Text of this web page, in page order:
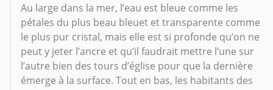
Au large dans la mer, l’eau est bleue comme les
pétales du plus beau bleuet et transparente comme
le plus pur cristal, mais elle est si profonde qu’on ne
peut y jeter l’ancre et qu’il faudrait mettre l’une sur
l’autre bien des tours d’église pour que la dernière
émerge à la surface. Tout en bas, les habitants des